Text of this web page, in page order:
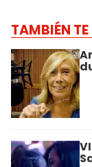
TAMBIÉN TE